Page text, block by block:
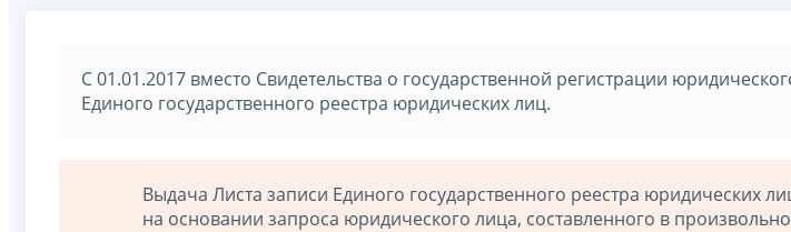
С 01.01.2017 вместо Свидетельства о государственной регистрации
Единого государственного реестра юридических лиц.
Выдача Листа записи Единого государственного реестра юридических
на основании запроса юридического лица, составленного в